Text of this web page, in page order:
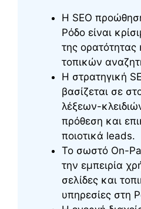
Η SEO
Ρόδο είναι
της ορατότητας
τοπικών
Η στρατηγική
βασίζεται σε
λέξεων-
πρόθεση και
ποιοτικά leads.
Το σωστό On-
την εμπειρία
σελίδες και
υπηρεσίες στη